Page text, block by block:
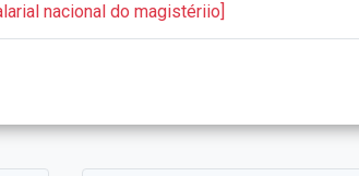
nacional do magistériio]